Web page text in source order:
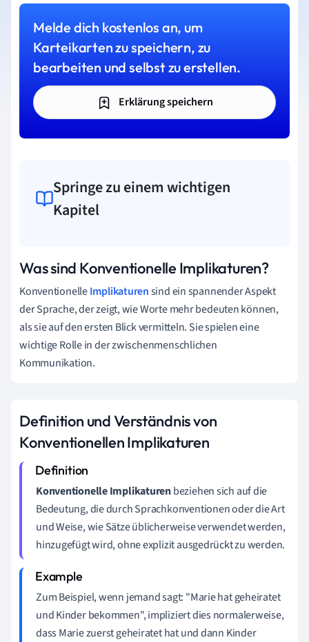
Melde dich kostenlos an, um
Karteikarten zu speichern, zu
bearbeiten und selbst zu erstellen.
Erklärung speichern
Springe zu einem wichtigen
Kapitel
Was sind Konventionelle Implikaturen?
KonventionelleImplikaturensind ein spannender Aspekt
der Sprache, der zeigt, wie Worte mehr bedeuten können,
als sie auf den ersten Blick vermitteln. Sie spielen eine
wichtige Rolle in der zwischenmenschlichen
Kommunikation.
Definition und Verständnis von
Konventionellen Implikaturen
Konventionelle Implikaturenbeziehen sich auf die
Bedeutung, die durch Sprachkonventionen oder die Art
und Weise, wie Sätze üblicherweise verwendet werden,
hinzugefügt wird, ohne explizit ausgedrückt zu werden.
Zum Beispiel, wenn jemand sagt: "Marie hat geheiratet
und Kinder bekommen", impliziert dies normalerweise,
dass Marie zuerst geheiratet hat und dann Kinder